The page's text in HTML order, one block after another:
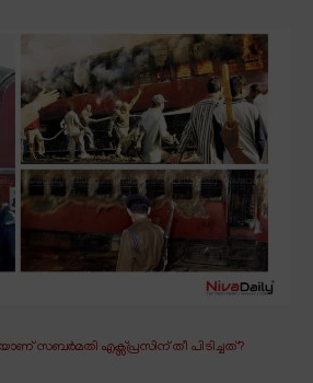
സബർമതി എക്സ്പ്രസിന് തീ പിടിച്ചത്?